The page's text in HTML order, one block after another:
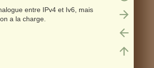
entre IPv4 et Iv6, mais
a la charge.